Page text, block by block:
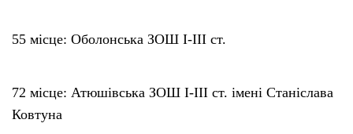
55 місце: Оболонська ЗОШ І-ІІІ ст.
72 місце: Атюшівська ЗОШ І-ІІІ ст. імені Станіслава
Ковтуна